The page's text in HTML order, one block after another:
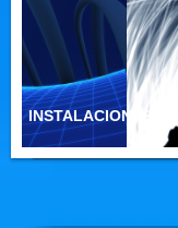
INSTALACIONES